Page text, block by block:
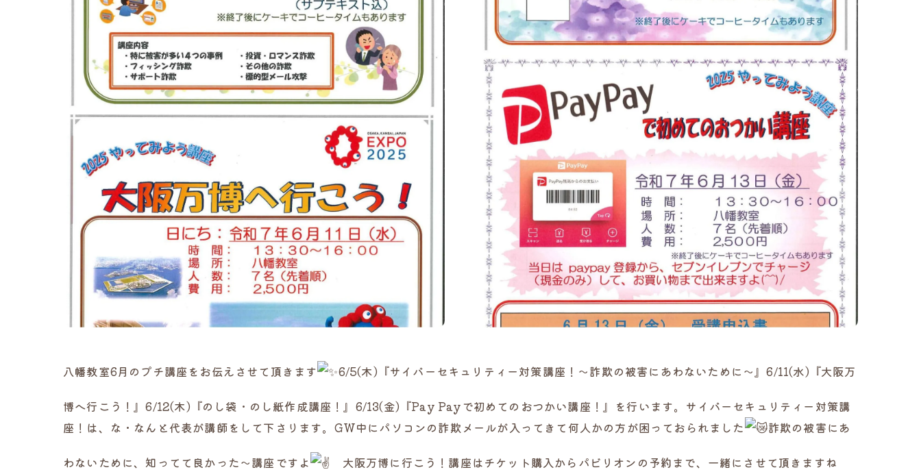
八幡教室6月のプチ講座をお伝えさせて頂きます 6/5(木)『サイバーセキュリティー対策講座！～詐欺の被害にあわないために～』6/11(水)『大阪万
博へ行こう！』6/12(木)『のし袋・のし紙作成講座！』6/13(金)『Pay Payで初めてのおつかい講座！』を行います。サイバーセキュリティー対策講
座！は、な・なんと代表が講師をして下さります。GW中にパソコンの詐欺メールが入ってきて何人かの方が困っておられました
詐欺の被害にあ
わないために、知ってて良かった～講座ですよ 大阪万博に行こう！講座はチケット購入からパビリオンの予約まで、一緒にさせて頂きますね